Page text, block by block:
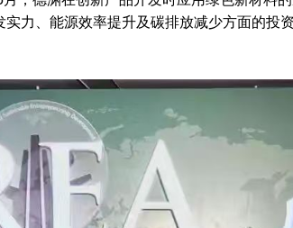
力、能源效率提升及碳排放减少方面的投